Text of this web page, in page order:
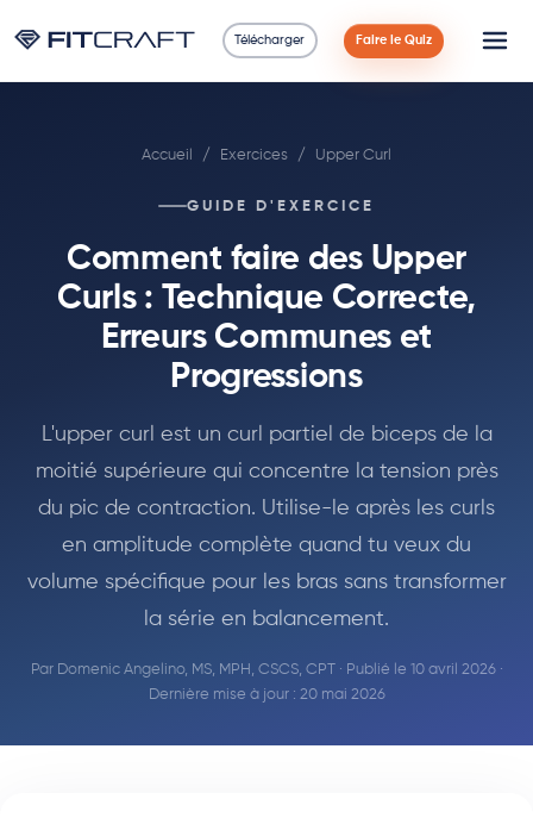
Télécharger Faire le Quiz
90 Jours
Exercices
Calculatrices
Accueil / Exercices / Upper Curl
GUIDE D'EXERCICE
Comment faire des Upper
Curls : Technique Correcte,
Erreurs Communes et
Progressions
L'upper curl est un curl partiel de biceps de la
moitié supérieure qui concentre la tension près
du pic de contraction. Utilise-le après les curls
en amplitude complète quand tu veux du
volume spécifique pour les bras sans transformer
la série en balancement.
Par Domenic Angelino, MS, MPH, CSCS, CPT· Publié le 10 avril 2026 ·
Dernière mise à jour : 20 mai 2026